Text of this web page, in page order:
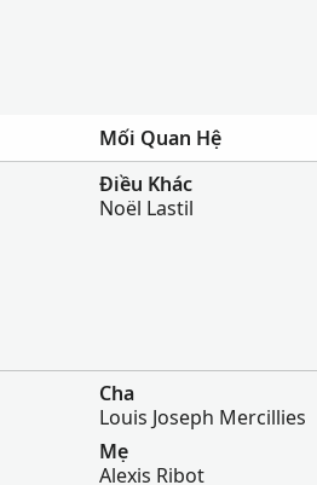
Mối Quan Hệ
Điều Khác
Noël Lastil
Cha
Louis Joseph Mercillies
Mẹ
Alexis Ribot